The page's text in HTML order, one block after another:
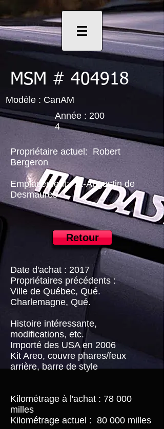
MSM # 404918
Modèle : CanAM
Année : 200
4
Propriétaire actuel: Robert
Bergeron
Emplacement: St-Augustin de
Desmaures
Retour
Date d'achat : 2017
Propriétaires précédents :
Ville de Québec, Qué.
Charlemagne, Qué.
Histoire intéressante,
modifications, etc.
Importé des USA en 2006
Kit Areo, couvre phares/feux
arrière, barre de style
Kilométrage à l'achat : 78 000
milles
Kilométrage actuel : 80 000 milles